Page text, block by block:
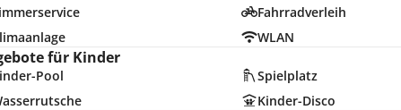
Fahrradverleih
WLAN
für Kinder
Pool Spielplatz
Kinder-Disco